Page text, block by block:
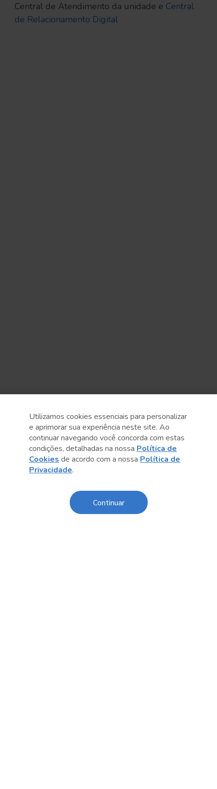
Central de Atendimento da unidade e Central
de Relacionamento Digital
Utilizamos cookies essenciais para personalizar
e aprimorar sua experiência neste site. Ao
continuar navegando você concorda com estas
condições, detalhadas na nossa Política de
Cookies de acordo com a nossa Política de
Privacidade.
Continuar